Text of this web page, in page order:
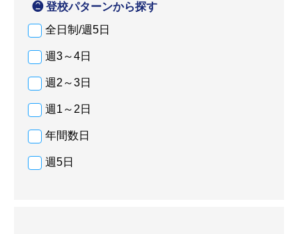
❷ 登校パターンから探す
全日制/週5日
週3～4日
週2～3日
週1～2日
年間数日
週5日